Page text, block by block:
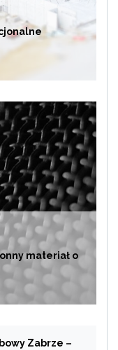
materiał o
Zabrze –